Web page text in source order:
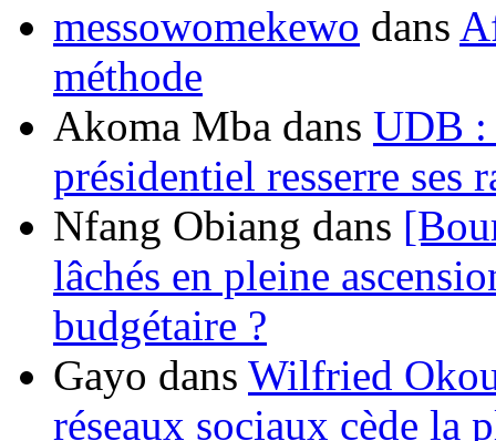
messowomekewo dans
méthode
Akoma Mba dans UDB :
présidentiel resserre ses
Nfang Obiang dans
lâchés en pleine
budgétaire ?
Gayo dans Wilfried
réseaux sociaux cède la